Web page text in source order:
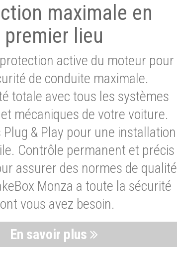
maximale en
premier lieu
active du moteur pour
de conduite maximale.
totale avec tous les systèmes
mécaniques de votre voiture.
& Play pour une installation
Contrôle permanent et précis
assurer des normes de qualité
Monza a toute la sécurité
vous avez besoin.
En savoir plus